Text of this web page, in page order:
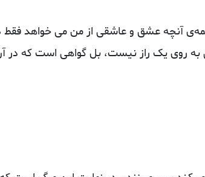
آنچه عشق و عاشقی از من می‌ خواهد
به روی یک راز نیست، بل گواهی است که در